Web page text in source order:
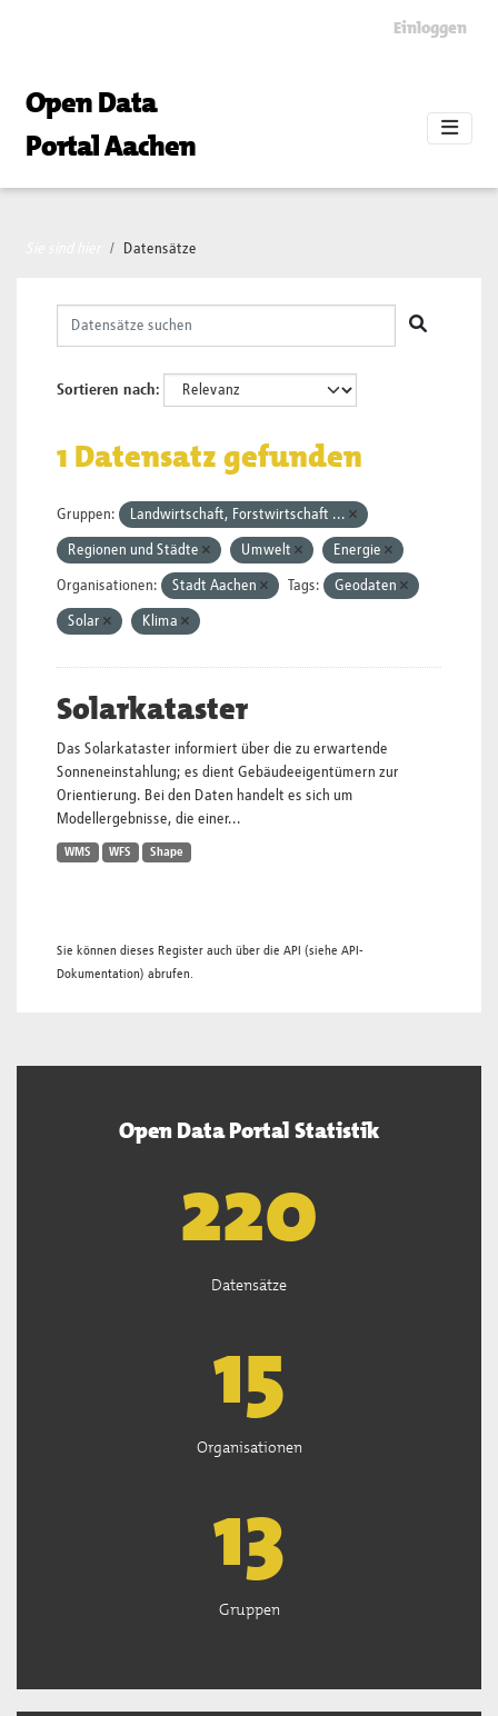
Einloggen
Open Data
Portal Aachen
Datensätze
Sortieren nach
1 Datensatz gefunden
Gruppen: Landwirtschaft, Forstwirtschaft ...
Regionen und Städte Umwelt Energie
Organisationen: Stadt Aachen Tags: Geodaten
Solar Klima
Solarkataster
Das Solarkataster informiert über die zu erwartende
Sonneneinstahlung; es dient Gebäudeeigentümern zur
Orientierung. Bei den Daten handelt es sich um
Modellergebnisse, die einer...
WMS WFS Shape
Sie können dieses Register auch über die API (siehe API-
Dokumentation) abrufen.
Open Data Portal Statistik
222
Datensätze
15
Organisationen
13
Gruppen